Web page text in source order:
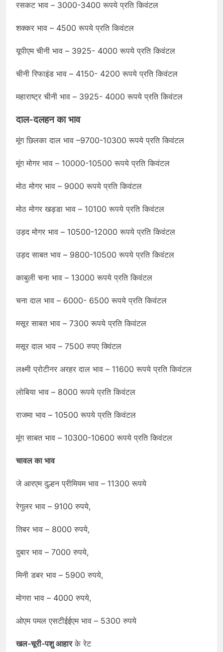
रसकट भाव – 3000-3400 रूपये प्रति किवंटल
शक्कर भाव – 4500 रूपये प्रति किवंटल
यूपीएम चीनी भाव – 3925- 4000 रूपये प्रति किवंटल
चीनी रिफाइंड भाव – 4150- 4200 रूपये प्रति किवंटल
महाराष्ट्र चीनी भाव – 3925- 4000 रूपये प्रति किवंटल
दाल-दलहनका भाव
मूंग छिलका दाल भाव –9700-10300 रूपये प्रति किवंटल
मूंग मोगर भाव – 10000-10500 रूपये प्रति किवंटल
मोठ मोगर भाव – 9000 रूपये प्रति किवंटल
मोठ मोगर खड्डा भाव – 10100 रूपये प्रति किवंटल
उड़द मोगर भाव – 10500-12000 रूपये प्रति किवंटल
उड़द साबत भाव – 9800-10500 रूपये प्रति किवंटल
काबुली चना भाव – 13000 रूपये प्रति किवंटल
चना दाल भाव – 6000- 6500 रूपये प्रति किवंटल
मसूर साबत भाव – 7300 रूपये प्रति किवंटल
मसूर दाल भाव – 7500 रुपए क्विंटल
लक्ष्मी प्रोटीनर अरहर दाल भाव – 11600 रूपये प्रति किवंटल
लोबिया भाव – 8000 रूपये प्रति किवंटल
राजमा भाव – 10500 रूपये प्रति किवंटल
मूंग साबत भाव – 10300-10600 रूपये प्रति किवंटल
चावल का भाव
जे आरएम दुल्हन प्रीमियम भाव – 11300 रूपये
रेगुलर भाव – 9100 रुपये,
तिबर भाव – 8000 रुपये,
दुबार भाव – 7000 रुपये,
मिनी डबर भाव – 5900 रुपये,
मोगरा भाव – 4000 रुपये,
ओएम पमल एसटीईईएम भाव – 5300 रुपये
खल-चूरी-पशु आहारके रेट